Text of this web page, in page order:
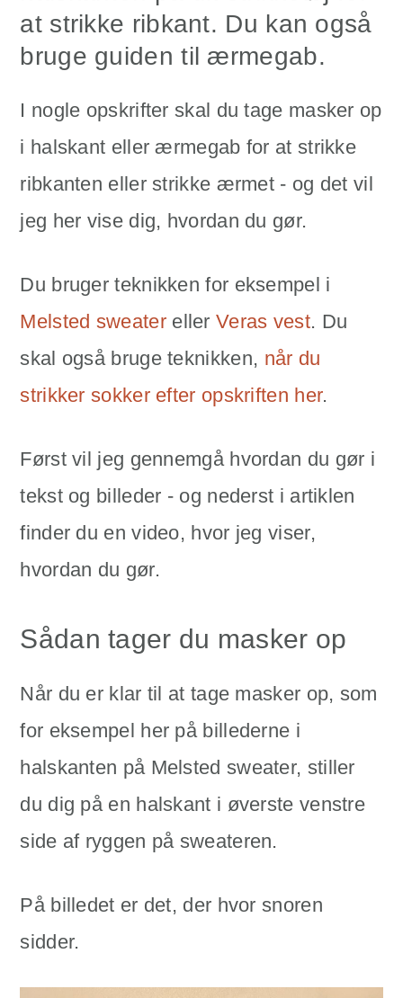
at strikke ribkant. Du kan også
bruge guiden til ærmegab.
I nogle opskrifter skal du tage masker op
i halskant eller ærmegab for at strikke
ribkanten eller strikke ærmet - og det vil
jeg her vise dig, hvordan du gør.
Du bruger teknikken for eksempel i
Melsted sweaterellerVeras vest. Du
skal også bruge teknikken, når du
strikker sokker efter opskriften her.
Først vil jeg gennemgå hvordan du gør i
tekst og billeder - og nederst i artiklen
finder du en video, hvor jeg viser,
hvordan du gør.
Sådan tager du masker op
Når du er klar til at tage masker op, som
for eksempel her på billederne i
halskanten på Melsted sweater, stiller
du dig på en halskant i øverste venstre
side af ryggen på sweateren.
På billedet er det, der hvor snoren
sidder.